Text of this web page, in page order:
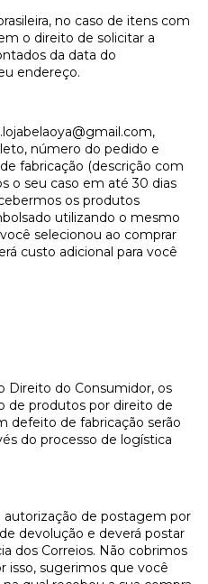
no caso de itens com
o direito de solicitar a
da data do
endereço.
,
número do pedido e
fabricação (descrição com
o seu caso em até 30 dias
os produtos
utilizando o mesmo
selecionou ao comprar
custo adicional para você
Direito do Consumidor, os
de produtos por direito de
defeito de fabricação serão
do processo de logística
de postagem por
devolução e deverá postar
dos Correios. Não cobrimos
isso, sugerimos que você